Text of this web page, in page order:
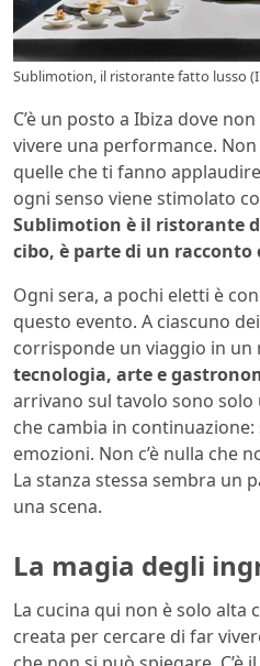
Sublimotion, il ristorante fatto lusso
C’è un posto a Ibiza dove
vivere una performance.
quelle che ti fanno
ogni senso viene stimolato
Sublimotion è il ristorante
cibo, è parte di un
Ogni sera, a pochi eletti è
questo evento. A ciascuno dei
corrisponde un viaggio in un
tecnologia, arte e
arrivano sul tavolo sono
che cambia in
emozioni. Non c’è nulla che
La stanza stessa sembra un
una scena.
La magia degli
La cucina qui non è solo alta
creata per cercare di far